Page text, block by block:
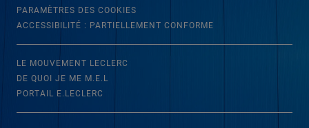
PARAMÈTRES DES COOKIES
ACCESSIBILITÉ : PARTIELLEMENT CONFORME
LE MOUVEMENT LECLERC
DE QUOI JE ME M.E.L
PORTAIL E.LECLERC